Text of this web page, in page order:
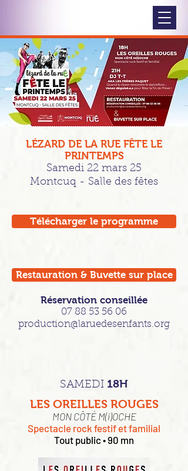
LÉZARD DE LA RUE FÊTE LE
PRINTEMPS
Samedi 22 mars 25
Montcuq - Salle des fêtes
Télécharger le programme
Restauration & Buvette sur place
Réservation conseillée
07 88 53 56 06
production@laruedesenfants.org
SAMEDI 18H
LES OREILLES ROUGES
MON CÔTÉ M(i)OCHE
Spectacle rock festif et familial
Tout public • 90 mn